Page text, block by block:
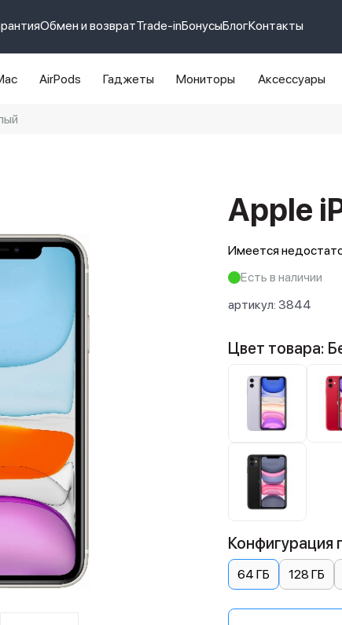
Обмен и возвратTrade-inБонусыБлогКонтакты
AirPods Гаджеты Мониторы Аксессуары
Apple
Имеется
Есть в наличии
артикул: 3844
Цвет товара:
Конфигурация
64 ГБ 128 ГБ